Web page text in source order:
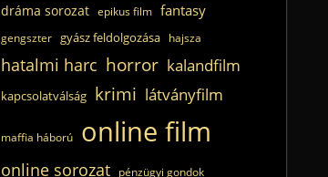
dráma sorozat epikus film fantasy
gengszter gyász feldolgozása hajsza
hatalmi harc horror kalandfilm
kapcsolatválság krimi látványfilm
maffia háború online film
online sorozat pénzügyi gondok